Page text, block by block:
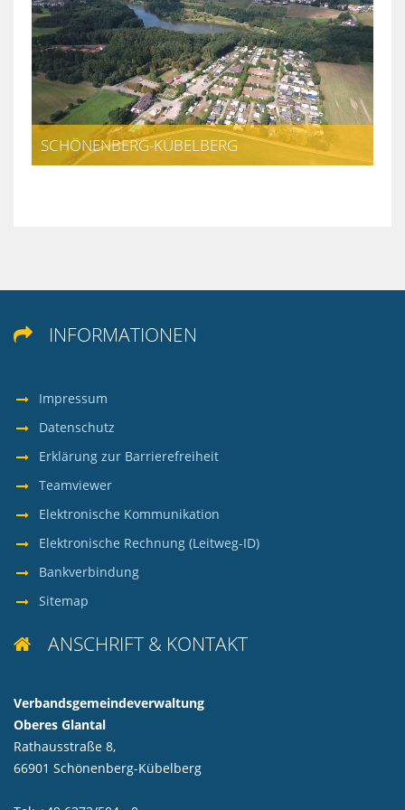
SCHÖNENBERG-KÜBELBERG
 INFORMATIONEN
Impressum
Datenschutz
Erklärung zur Barrierefreiheit
Teamviewer
Elektronische Kommunikation
Elektronische Rechnung (Leitweg-ID)
Bankverbindung
Sitemap
 ANSCHRIFT & KONTAKT
Verbandsgemeindeverwaltung
Oberes Glantal
Rathausstraße 8,
66901 Schönenberg-Kübelberg